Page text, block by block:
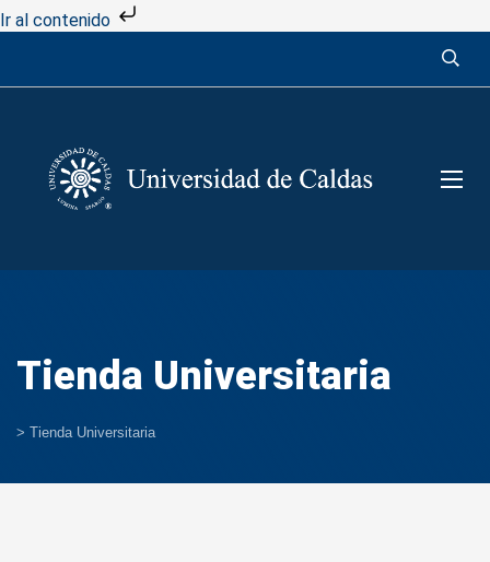
Ir al contenido
> Tienda Universitaria
Tienda Universitaria